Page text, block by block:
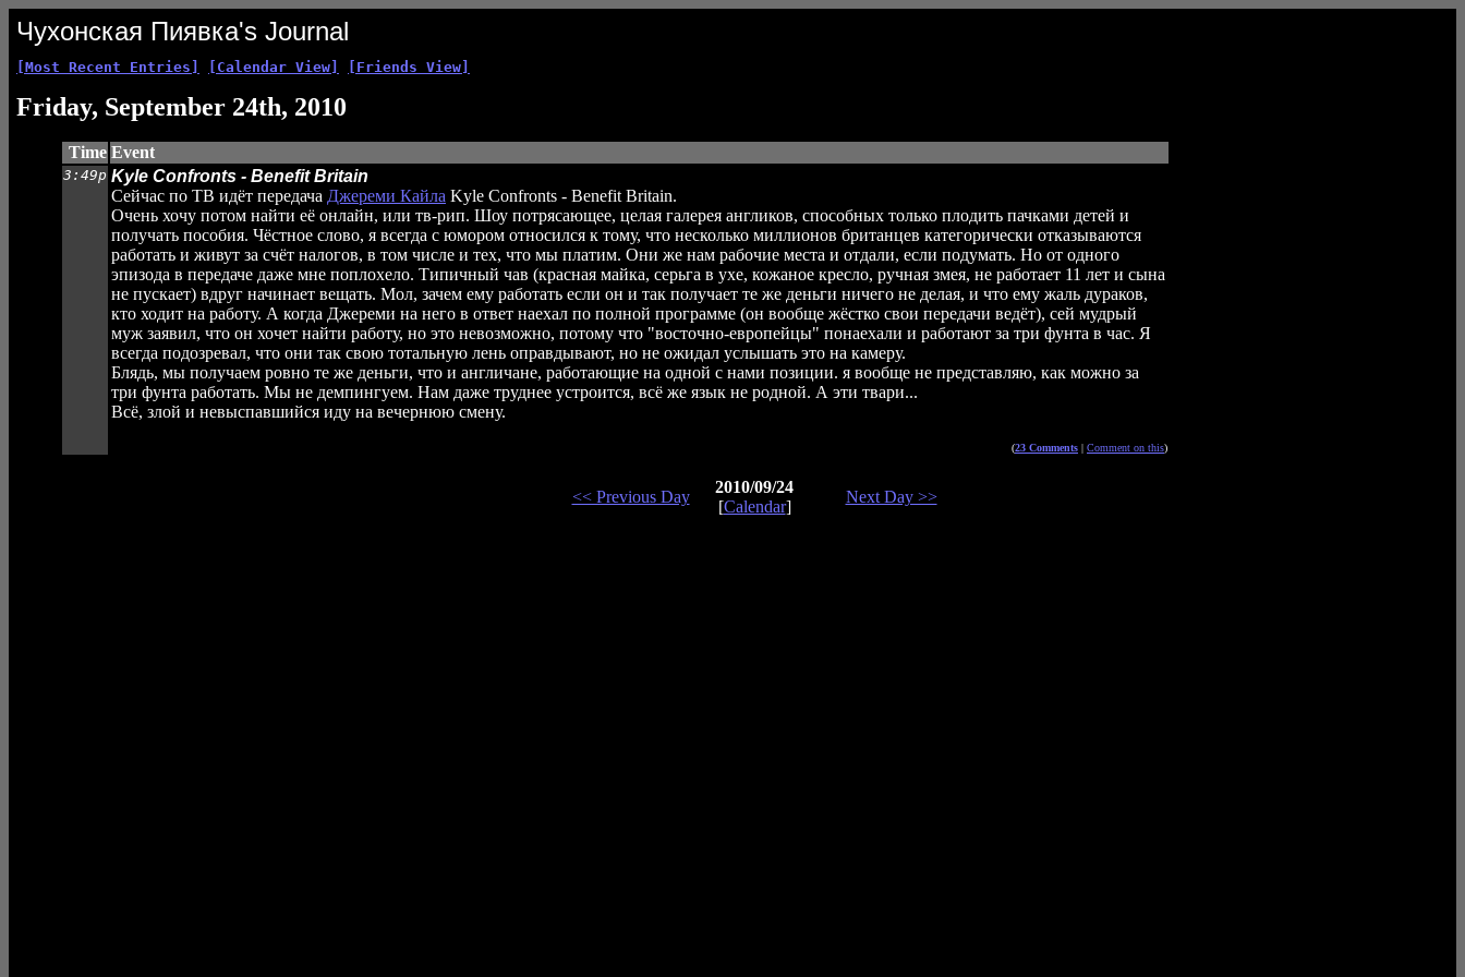
Чухонская Пиявка's Journal
[Most Recent Entries] [Calendar View] [Friends View]
Friday, September 24th, 2010
Time Event
3:49p Kyle Confronts - Benefit Britain
Сейчас по ТВ идёт передача Джереми Кайла Kyle Confronts - Benefit Britain.
Очень хочу потом найти её онлайн, или тв-рип. Шоу потрясающее, целая галерея англиков, способных только плодить пачками детей и
получать пособия. Чёстное слово, я всегда с юмором относился к тому, что несколько миллионов британцев категорически отказываются
работать и живут за счёт налогов, в том числе и тех, что мы платим. Они же нам рабочие места и отдали, если подумать. Но от одного
эпизода в передаче даже мне поплохело. Типичный чав (красная майка, серьга в ухе, кожаное кресло, ручная змея, не работает 11 лет и сына
не пускает) вдруг начинает вещать. Мол, зачем ему работать если он и так получает те же деньги ничего не делая, и что ему жаль дураков,
кто ходит на работу. А когда Джереми на него в ответ наехал по полной программе (он вообще жёстко свои передачи ведёт), сей мудрый
муж заявил, что он хочет найти работу, но это невозможно, потому что "восточно-европейцы" понаехали и работают за три фунта в час. Я
всегда подозревал, что они так свою тотальную лень оправдывают, но не ожидал услышать это на камеру.
Блядь, мы получаем ровно те же деньги, что и англичане, работающие на одной с нами позиции. я вообще не представляю, как можно за
три фунта работать. Мы не демпингуем. Нам даже труднее устроится, всё же язык не родной. А эти твари...
Всё, злой и невыспавшийся иду на вечернюю смену.
(23 Comments | Comment on this)
<< Previous Day
2010/09/24
[Calendar]
Next Day >>